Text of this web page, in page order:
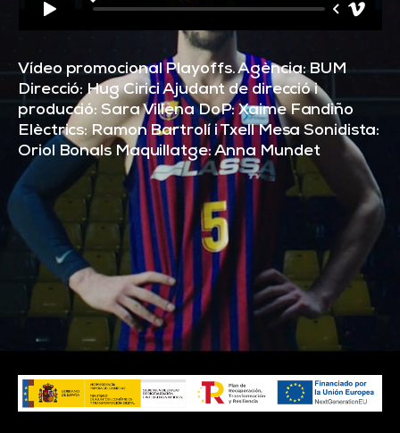
Vídeo promocional Playoffs. Agència: BUM
Direcció: Hug Cirici Ajudant de direcció i
producció: Sara Villena DoP: Xaime Fandiño
Elèctrics: Ramon Bartrolí i Txell Mesa Sonidista:
Oriol Bonals Maquillatge: Anna Mundet